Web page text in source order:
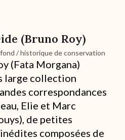
(Bruno Roy)
/ historique de conservation
(Fata Morgana)
large collection
correspondances
Elie et Marc
de petites
composées de